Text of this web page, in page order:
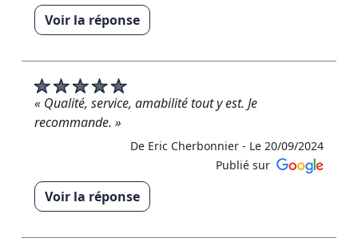
Voir la réponse
« Qualité, service, amabilité tout y est. Je
recommande. »
De Eric Cherbonnier - Le 20/09/2024
Publié sur
Voir la réponse
Au plaisir d'être à nouveau à votre service. »